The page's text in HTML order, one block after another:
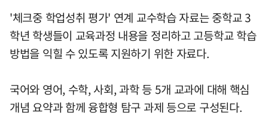
'체크중 학업성취 평가' 연계 교수학습 자료는 중학교 3
학년 학생들이 교육과정 내용을 정리하고 고등학교 학습
방법을 익힐 수 있도록 지원하기 위한 자료다.
국어와 영어, 수학, 사회, 과학 등 5개 교과에 대해 핵심
개념 요약과 함께 융합형 탐구 과제 등으로 구성된다.